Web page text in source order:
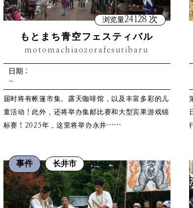
浏览量24128 次
もとまち青空フェスティバル
motomachiaozorafesutibaru
日期：
~
届时将有帐篷市集、露天咖啡馆，以及丰富多彩的儿
童活动！此外，还将举办集邮比赛和大型宾果游戏锦
标赛！2025年，这里将举办永井……
事件 长井市